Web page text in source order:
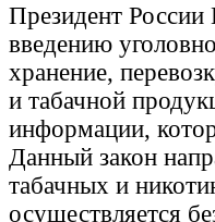
Президент
введению
хранение,
и табачной
информации,
Данный закон
табачных и
осуществляется